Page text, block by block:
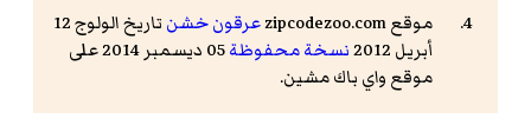
موقع zipcodezoo.com
عرقون خشن
تاريخ الولوج 12
أبريل 2012
نسخة محفوظة
05 ديسمبر 2014 على
موقع واي باك مشين.